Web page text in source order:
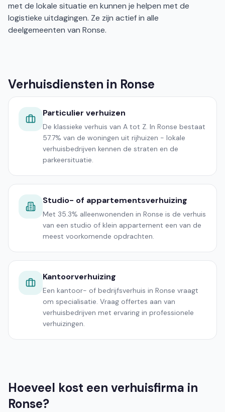
met de lokale situatie en kunnen je helpen met de
logistieke uitdagingen. Ze zijn actief in alle
deelgemeenten van Ronse.
Verhuisdiensten in Ronse
Particulier verhuizen
De klassieke verhuis van A tot Z. In Ronse bestaat
57.7% van de woningen uit rijhuizen - lokale
verhuisbedrijven kennen de straten en de
parkeersituatie.
Studio- of appartementsverhuizing
Met 35.3% alleenwonenden in Ronse is de verhuis
van een studio of klein appartement een van de
meest voorkomende opdrachten.
Kantoorverhuizing
Een kantoor- of bedrijfsverhuis in Ronse vraagt
om specialisatie. Vraag offertes aan van
verhuisbedrijven met ervaring in professionele
verhuizingen.
Hoeveel kost een verhuisfirma in
Ronse?